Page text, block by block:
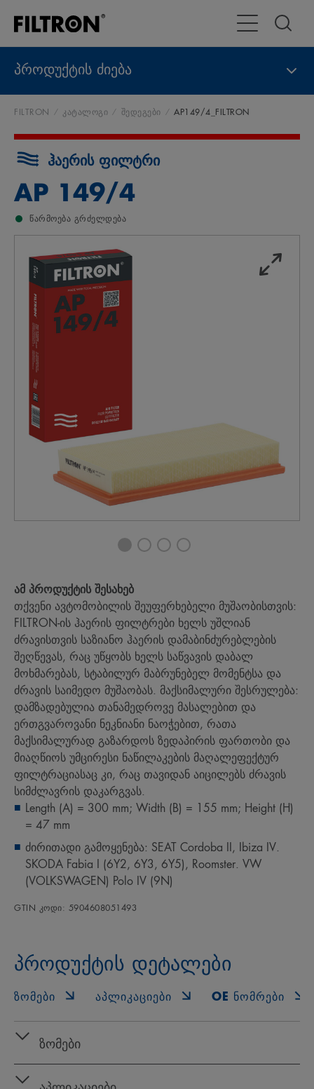
გადართვა
პროდუქტის ძიება
FILTRON კატალოგი შედეგები AP149/4_FILTRON
ჰაერის ფილტრი
AP 149/4
წარმოება გრძელდება
ამ პროდუქტის შესახებ
თქვენი ავტომობილის შეუფერხებელი მუშაობისთვის:
FILTRON-ის ჰაერის ფილტრები ხელს უშლიან
ძრავისთვის საზიანო ჰაერის დამაბინძურებლების
შეღწევას, რაც უწყობს ხელს საწვავის დაბალ
მოხმარებას, სტაბილურ მაბრუნებელ მომენტსა და
ძრავის საიმედო მუშაობას. მაქსიმალური შესრულება:
დამზადებულია თანამედროვე მასალებით და
ერთგვაროვანი ნეკნიანი ნაოჭებით, რათა
მაქსიმალურად გაზარდოს ზედაპირის ფართობი და
მიაღწიოს უმცირესი ნაწილაკების მაღალეფექტურ
ფილტრაციასაც კი, რაც თავიდან აიცილებს ძრავის
სიმძლავრის დაკარგვას.
Length (A) = 300 mm; Width (B) = 155 mm; Height (H)
= 47 mm
ძირითადი გამოყენება: SEAT Cordoba II, Ibiza IV.
SKODA Fabia I (6Y2, 6Y3, 6Y5), Roomster. VW
(VOLKSWAGEN) Polo IV (9N)
GTIN კოდი: 5904608051493
პროდუქტის დეტალები
ᲖᲝᲛᲔᲑᲘ ᲐᲞᲚᲘᲙᲐᲪᲘᲔᲑᲘ OE ᲜᲝᲛᲠᲔᲑᲘ
ზომები